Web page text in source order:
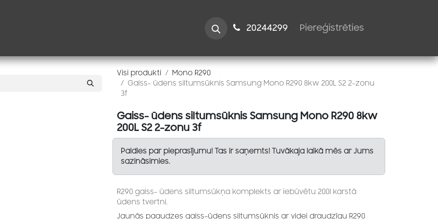
Speciālistiem 2024​​4299 Piereģistrēties
Visi produkti
Mono R290
Gaiss- ūdens siltumsūknis Samsung Mono R290 8kw 200L S2 2-zonu
3f
Gaiss- ūdens siltumsūknis Samsung Mono R290 8kw
200L S2 2-zonu 3f
Paldies par pieprasījumu! Tas ir saņemts! Tuvākaja laikā mēs ar Jums
sazināsimies.
R290 gaiss- ūdens siltumsūkņa komplekts ar iebūvētu 200l karstā
ūdens tvertni.
Jaunās paaudzes gaiss–ūdens siltumsūknis ar videi draudzīgu R290